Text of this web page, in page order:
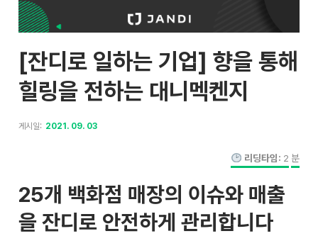
[잔디로 일하는 기업] 향을 통해
힐링을 전하는 대니멕켄지
게시일: 2021. 09. 03
리딩타임: 2 분
25개 백화점 매장의 이슈와 매출
을 잔디로 안전하게 관리합니다